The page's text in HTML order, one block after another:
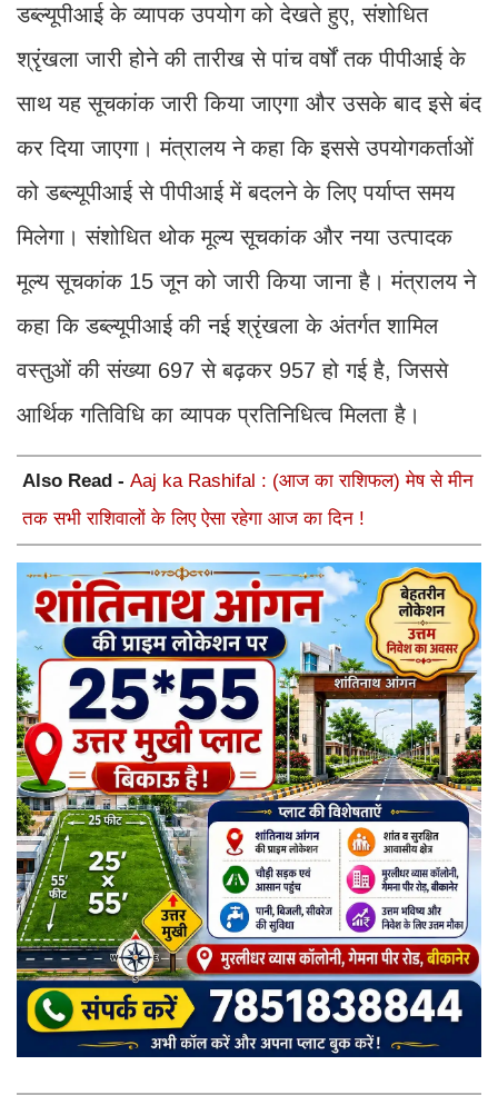
डब्ल्यूपीआई के व्यापक उपयोग को देखते हुए, संशोधित
श्रृंखला जारी होने की तारीख से पांच वर्षों तक पीपीआई के
साथ यह सूचकांक जारी किया जाएगा और उसके बाद इसे बंद
कर दिया जाएगा। मंत्रालय ने कहा कि इससे उपयोगकर्ताओं
को डब्ल्यूपीआई से पीपीआई में बदलने के लिए पर्याप्त समय
मिलेगा। संशोधित थोक मूल्य सूचकांक और नया उत्पादक
मूल्य सूचकांक 15 जून को जारी किया जाना है। मंत्रालय ने
कहा कि डब्ल्यूपीआई की नई श्रृंखला के अंतर्गत शामिल
वस्तुओं की संख्या 697 से बढ़कर 957 हो गई है, जिससे
आर्थिक गतिविधि का व्यापक प्रतिनिधित्व मिलता है।
Also Read - Aaj ka Rashifal : (आज का राशिफल) मेष से मीन
तक सभी राशिवालों के लिए ऐसा रहेगा आज का दिन !